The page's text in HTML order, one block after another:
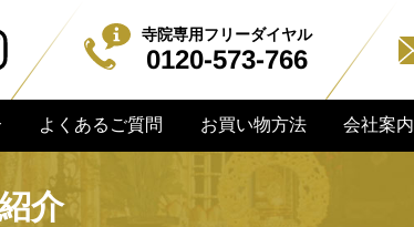
寺院専用フリーダイヤル
0120-573-766
よくあるご質問 お買い物方法 会社案内
介